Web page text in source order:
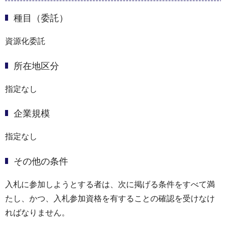
種目（委託）
資源化委託
所在地区分
指定なし
企業規模
指定なし
その他の条件
入札に参加しようとする者は、次に掲げる条件をすべて満
たし、かつ、入札参加資格を有することの確認を受けなけ
ればなりません。